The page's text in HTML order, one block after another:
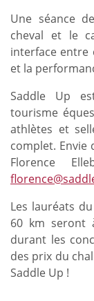
Une séance
cheval et le
interface entre
et la
Saddle Up
tourisme
athlètes et
complet. Envie
Florence
Les lauréats
60 km seront
durant les
des prix du
Saddle Up !